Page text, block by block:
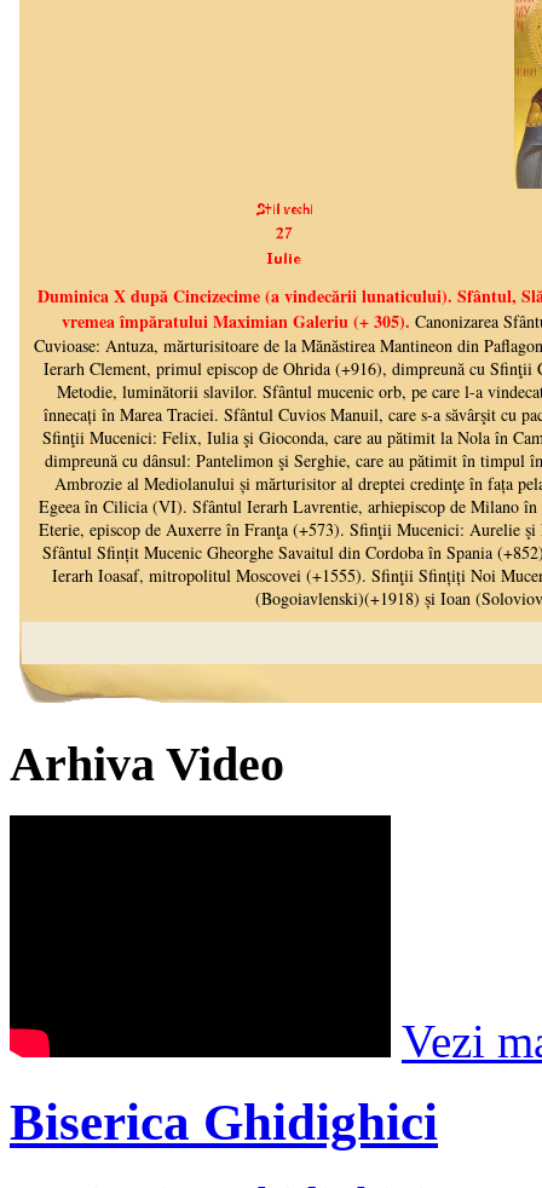
Arhiva Video
Vezi
Biserica Ghidighici